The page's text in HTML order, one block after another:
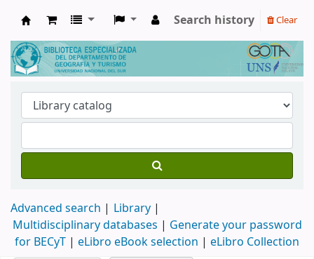
Biblioteca de Geografía y Turismo
Search history Clear
Advanced search
Library
Multidisciplinary databases | Generate your password
for BECyT | eLibro eBook selection | eLibro Collection